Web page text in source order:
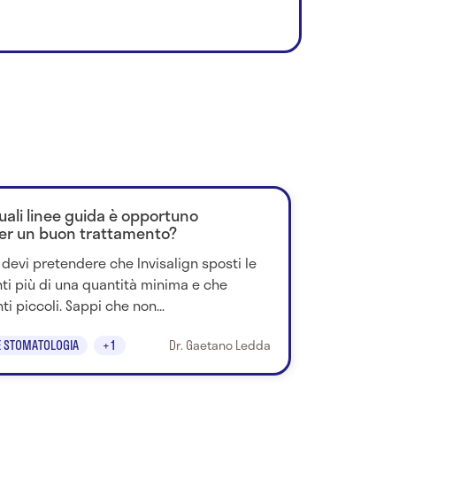
linee guida è opportuno
un buon trattamento?
pretendere che Invisalign sposti le
più di una quantità minima e che
piccoli. Sappi che non...
+1 Dr. Gaetano Ledda